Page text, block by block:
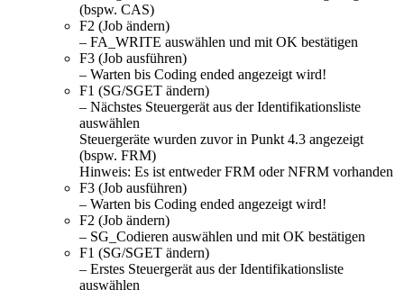
(bspw. CAS)
F2 (Job ändern)
– FA_WRITE auswählen und mit OK bestätigen
F3 (Job ausführen)
– Warten bis Coding ended angezeigt wird!
F1 (SG/SGET ändern)
– Nächstes Steuergerät aus der Identifikationsliste
auswählen
Steuergeräte wurden zuvor in Punkt 4.3 angezeigt
(bspw. FRM)
Hinweis: Es ist entweder FRM oder NFRM vorhanden
F3 (Job ausführen)
– Warten bis Coding ended angezeigt wird!
F2 (Job ändern)
– SG_Codieren auswählen und mit OK bestätigen
F1 (SG/SGET ändern)
– Erstes Steuergerät aus der Identifikationsliste
auswählen